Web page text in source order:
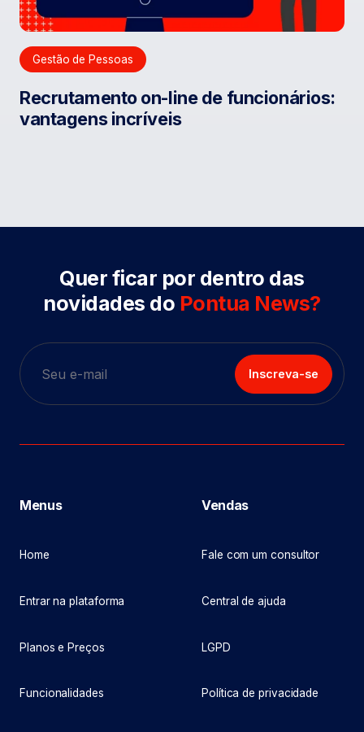
Gestão de Pessoas
Recrutamento on-line de funcionários:
vantagens incríveis
Quer ficar por dentro das
novidades do Pontua News?
Inscreva-se
Menus
Home
Entrar na plataforma
Planos e Preços
Funcionalidades
Vendas
Fale com um consultor
Central de ajuda
LGPD
Política de privacidade